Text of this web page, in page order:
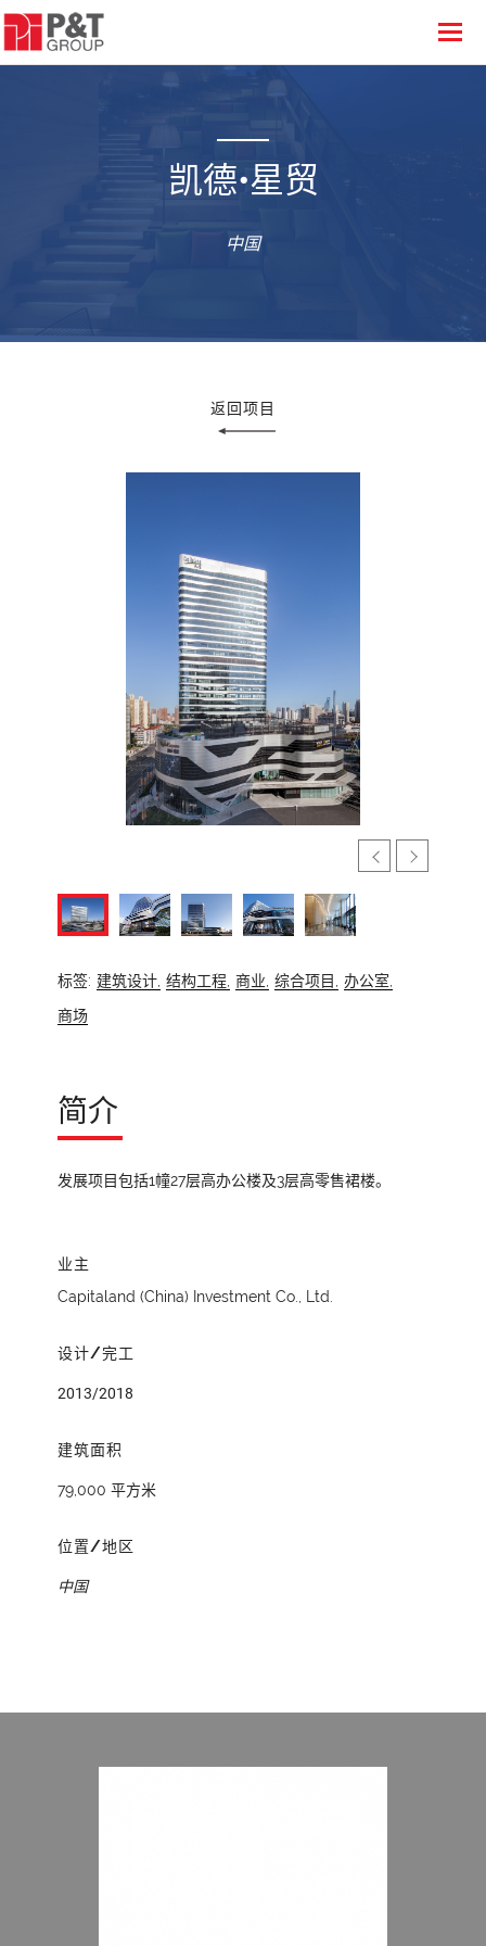
凯德•星贸
中国
返回项目
标签: 建筑设计, 结构工程, 商业, 综合项目,
办公室,
商场
简介
发展项目包括1幢27层高办公楼及3层高零售裙楼。
业主
Capitaland (China) Investment Co., Ltd.
设计/完工
2013/2018
建筑面积
79,000 平方米
位置/地区
中国